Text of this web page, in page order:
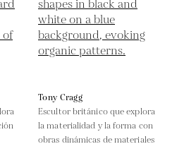
Tony Cragg
Escultor británico que explora
la materialidad y la forma con
obras dinámicas de materiales